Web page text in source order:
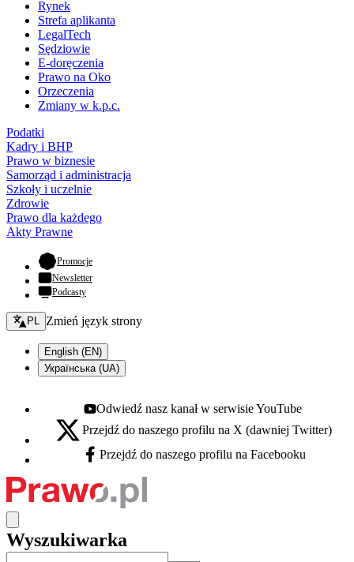
Rynek
Strefa aplikanta
LegalTech
Sędziowie
E-doręczenia
Prawo na Oko
Orzeczenia
Zmiany w k.p.c.
Podatki
Kadry i BHP
Prawo w biznesie
Samorząd i administracja
Szkoły i uczelnie
Zdrowie
Prawo dla każdego
Akty Prawne
Promocje- otwiera się w nowej karcie
Newsletter
Podcasty
Zmień język - bieżący:
PL Zmień język strony
English (EN)
Українська (UA)
Youtube - otwiera się w nowej karcie
Odwiedź nasz kanał w serwisie YouTube
X - otwiera się w nowej karcie
Przejdź do naszego profilu na X (dawniej Twitter)
Facebook - otwiera się w nowej karcie
Przejdź do naszego profilu na Facebooku
Wyszukiwarka